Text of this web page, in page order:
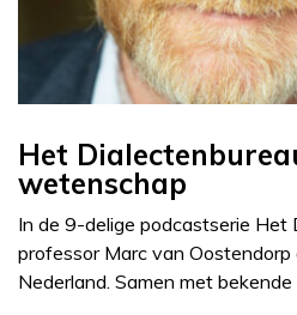
Het
wetenschap
In de 9-delige podcastserie Het
professor Marc van Oostendorp
Nederland. Samen met